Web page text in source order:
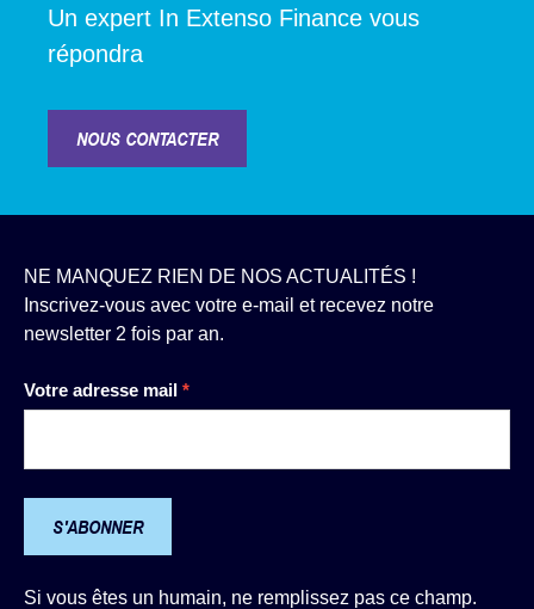
Un expert In Extenso Finance vous
répondra
NOUS CONTACTER
NE MANQUEZ RIEN DE NOS ACTUALITÉS !
Inscrivez-vous avec votre e-mail et recevez notre
newsletter 2 fois par an.
Votre adresse mail *
S'ABONNER
Si vous êtes un humain, ne remplissez pas ce champ.